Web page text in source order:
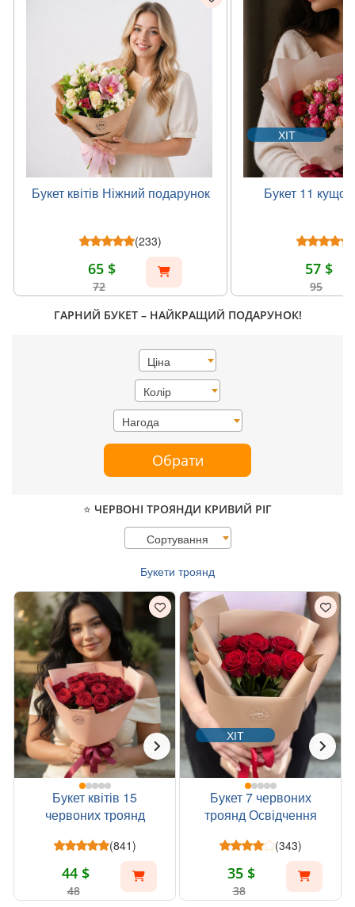
Букет квітів Ніжний подарунок
(233)
65 $
72
ХІТ
Букет 11
57 $
95
ГАРНИЙ БУКЕТ – НАЙКРАЩИЙ ПОДАРУНОК!
Ціна
Колір
Нагода
Обрати
⭐ ЧЕРВОНІ ТРОЯНДИ КРИВИЙ РІГ
Сортування
Букети троянд
Букет квітів 15
червоних троянд
(841)
44 $
48
ХІТ
Букет 7 червоних
троянд Освідчення
(343)
35 $
38